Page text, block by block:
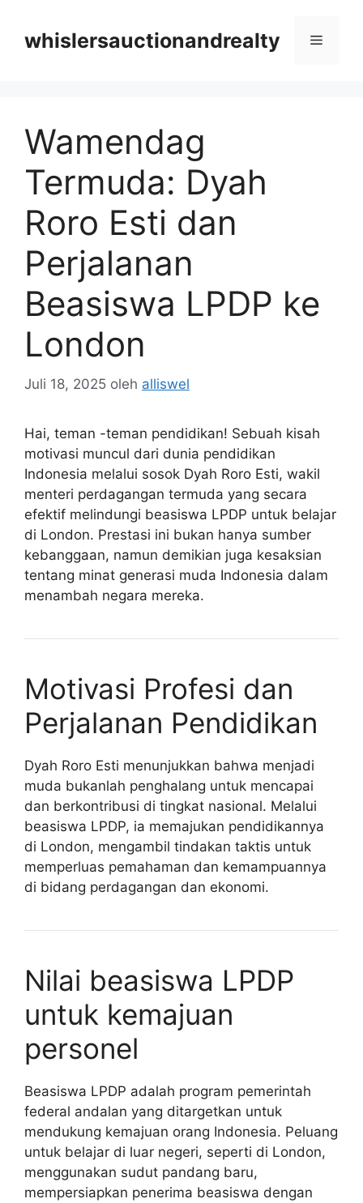
whislersauctionandrealty Menu
Wamendag
Termuda: Dyah
Roro Esti dan
Perjalanan
Beasiswa LPDP ke
London
Juli 18, 2025 oleh alliswel
Hai, teman -teman pendidikan! Sebuah kisah
motivasi muncul dari dunia pendidikan
Indonesia melalui sosok Dyah Roro Esti, wakil
menteri perdagangan termuda yang secara
efektif melindungi beasiswa LPDP untuk belajar
di London. Prestasi ini bukan hanya sumber
kebanggaan, namun demikian juga kesaksian
tentang minat generasi muda Indonesia dalam
menambah negara mereka.
Motivasi Profesi dan
Perjalanan Pendidikan
Dyah Roro Esti menunjukkan bahwa menjadi
muda bukanlah penghalang untuk mencapai
dan berkontribusi di tingkat nasional. Melalui
beasiswa LPDP, ia memajukan pendidikannya
di London, mengambil tindakan taktis untuk
memperluas pemahaman dan kemampuannya
di bidang perdagangan dan ekonomi.
Nilai beasiswa LPDP
untuk kemajuan
personel
Beasiswa LPDP adalah program pemerintah
federal andalan yang ditargetkan untuk
mendukung kemajuan orang Indonesia. Peluang
untuk belajar di luar negeri, seperti di London,
menggunakan sudut pandang baru,
mempersiapkan penerima beasiswa dengan